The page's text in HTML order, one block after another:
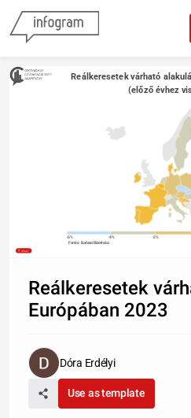
Skip to
Reálkeresetek várható
(előző évhez
-6% -4% -2%
Forrás: Európai Bizottság
Share
Reálkeresetek
Európában 2023
Dóra Erdélyi
Use as template